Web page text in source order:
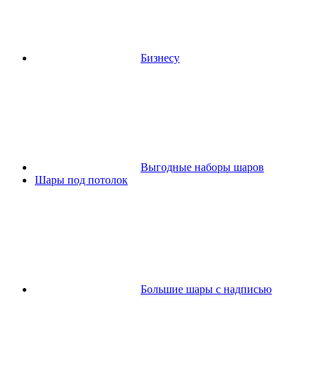
Бизнесу
Выгодные наборы шаров
Шары под потолок
Большие шары с надписью